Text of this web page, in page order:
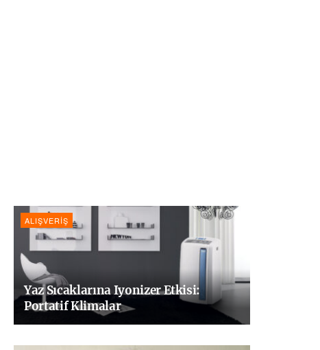
ALIŞVERIŞ
Yaz Sıcaklarına Iyonizer Etkisi:
Portatif Klimalar